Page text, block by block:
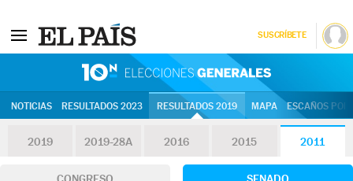
SUSCRÍBETE
NOTICIAS RESULTADOS 2023 RESULTADOS 2019 MAPA ESCAÑOS
2019 2019-28A 2016 2015 2011